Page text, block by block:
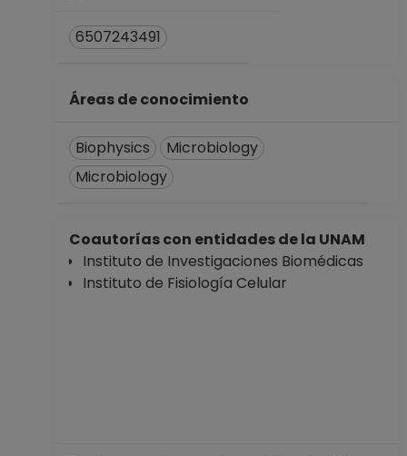
6507243491
Áreas de conocimiento
Biophysics
Microbiology
Microbiology
Coautorías con entidades de la UNAM
Instituto de Investigaciones Biomédicas
Instituto de Fisiología Celular